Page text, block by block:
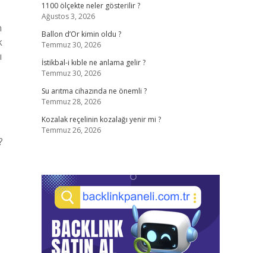
1100 ölçekte neler gösterilir ?
Ağustos 3, 2026
Ballon d’Or kimin oldu ?
Temmuz 30, 2026
İstikbal-i kıble ne anlama gelir ?
Temmuz 30, 2026
Su arıtma cihazında ne önemli ?
Temmuz 28, 2026
Kozalak reçelinin kozalağı yenir mi ?
Temmuz 26, 2026